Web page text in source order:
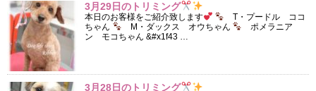
3月29日のトリミング
本日のお客様をご紹介致します
T・プードル ココ
ちゃん
M・ダックス オウちゃん
ポメラニア
ン モコちゃん &#x1f43 …
3月28日のトリミング